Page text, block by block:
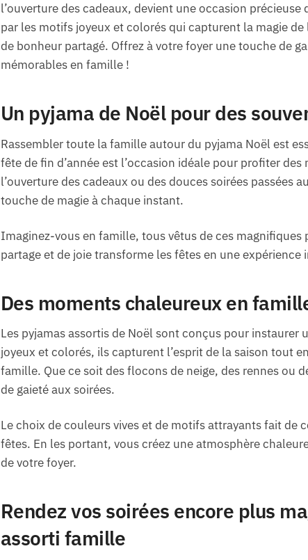
l’ouverture des cadeaux, devient une occasion
par les motifs joyeux et colorés qui capturent la magie
de bonheur partagé. Offrez à votre foyer une touche de
mémorables en famille !
Un pyjama de Noël pour des
Rassembler toute la famille autour du pyjama Noël est
fête de fin d’année est l’occasion idéale pour profiter
l’ouverture des cadeaux ou des douces soirées passées
touche de magie à chaque instant.
Imaginez-vous en famille, tous vêtus de ces
partage et de joie transforme les fêtes en une expérience
Des moments chaleureux en
Les pyjamas assortis de Noël sont conçus pour
joyeux et colorés, ils capturent l’esprit de la saison tout
famille. Que ce soit des flocons de neige, des rennes ou
de gaieté aux soirées.
Le choix de couleurs vives et de motifs attrayants fait de
fêtes. En les portant, vous créez une atmosphère
de votre foyer.
Rendez vos soirées encore plus
assorti famille